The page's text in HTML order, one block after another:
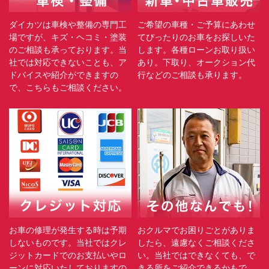
ダイカツは車検や整備の専門工
場ですが、キズ・ヘコミ・塗装
のご相談も承っております。当
社では対応できないことも、ア
ドバイスや紹介ができますの
で、こちらもご相談ください。
ご希望の車種・ご予算にあわせ
てぴったりのお車をお探しいた
します。各種ローンお取り扱い
あり。下取り、オークション代
行などのご相談も承ります。
お車の修理が発生する時は予期
しないものです。当社ではクレ
ジットカードでのお支払いやロ
おクルマでお困りごとがありま
したら、遠慮なくご相談くださ
い。当社ではできなくても、で